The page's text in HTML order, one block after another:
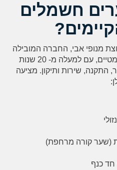
חשמלים
מנופי אבי, החברה המובילה
בתחום שערים חשמלים ואוטומטיים, עם למעלה מ- 20 שנות
התקנה, שירות ותיקון. מציעה
(שער קורה מרחפת)
כנף